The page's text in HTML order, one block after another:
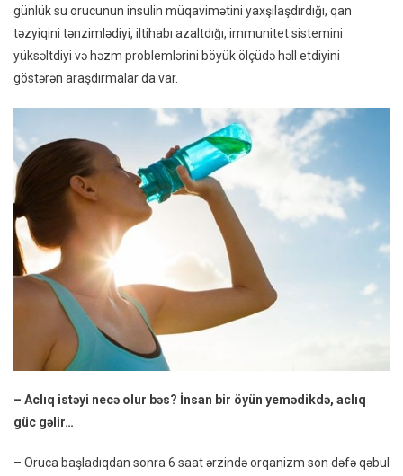
günlük su orucunun insulin müqavimətini yaxşılaşdırdığı, qan
təzyiqini tənzimlədiyi, iltihabı azaltdığı, immunitet sistemini
yüksəltdiyi və həzm problemlərini böyük ölçüdə həll etdiyini
göstərən araşdırmalar da var.
– Aclıq istəyi necə olur bəs? İnsan bir öyün yemədikdə, aclıq
güc gəlir…
– Oruca başladıqdan sonra 6 saat ərzində orqanizm son dəfə qəbul